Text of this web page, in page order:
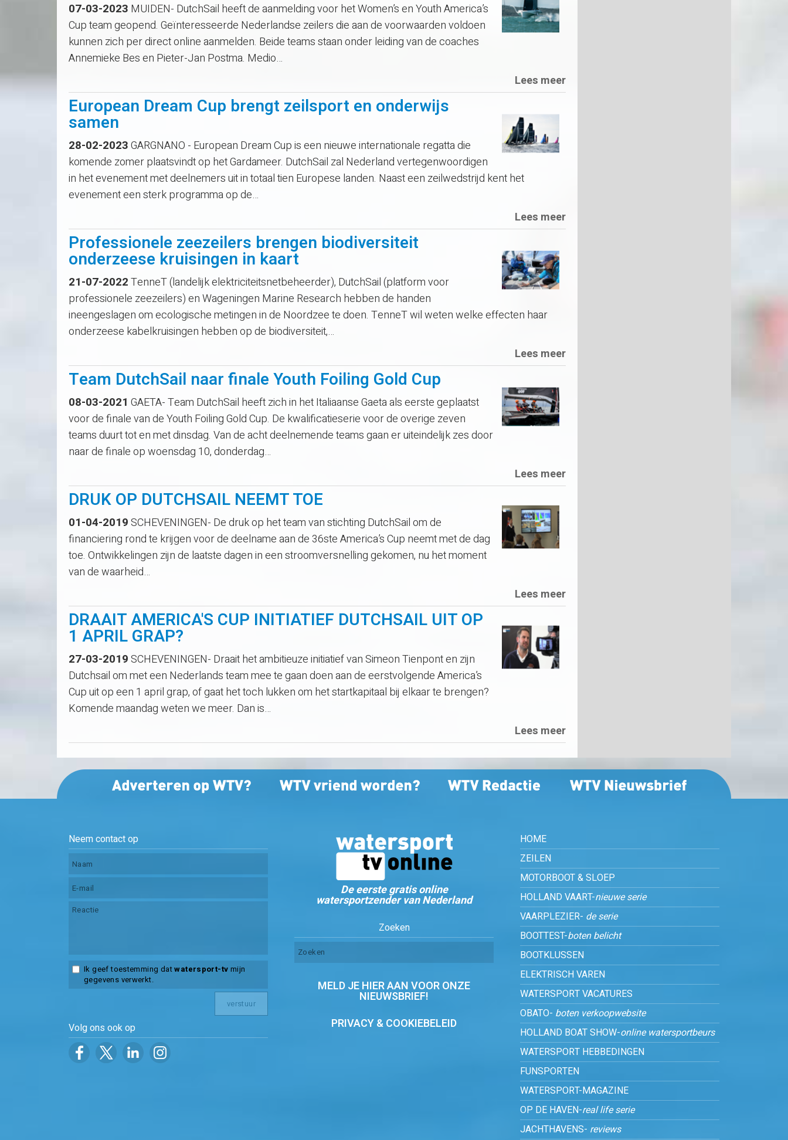
07-03-2023 MUIDEN- DutchSail heeft de aanmelding voor het Women’s en Youth America’s
Cup team geopend. Geïnteresseerde Nederlandse zeilers die aan de voorwaarden voldoen
kunnen zich per direct online aanmelden. Beide teams staan onder leiding van de coaches
Annemieke Bes en Pieter-Jan Postma. Medio…
Lees meer
European Dream Cup brengt zeilsport en onderwijs
samen
28-02-2023GARGNANO - European Dream Cup is een nieuwe internationale regatta die
komende zomer plaatsvindt op het Gardameer. DutchSail zal Nederland vertegenwoordigen
in het evenement met deelnemers uit in totaal tien Europese landen. Naast een zeilwedstrijd kent het
evenement een sterk programma op de…
Lees meer
Professionele zeezeilers brengen biodiversiteit
onderzeese kruisingen in kaart
21-07-2022TenneT (landelijk elektriciteitsnetbeheerder), DutchSail (platform voor
professionele zeezeilers) en Wageningen Marine Research hebben de handen
ineengeslagen om ecologische metingen in de Noordzee te doen. TenneT wil weten welke effecten haar
onderzeese kabelkruisingen hebben op de biodiversiteit,…
Lees meer
Team DutchSail naar finale Youth Foiling Gold Cup
08-03-2021 GAETA- Team DutchSail heeft zich in het Italiaanse Gaeta als eerste geplaatst
voor de finale van de Youth Foiling Gold Cup. De kwalificatieserie voor de overige zeven
teams duurt tot en met dinsdag. Van de acht deelnemende teams gaan er uiteindelijk zes door
naar de finale op woensdag 10, donderdag…
Lees meer
DRUK OP DUTCHSAIL NEEMT TOE
01-04-2019SCHEVENINGEN- De druk op het team van stichting DutchSail om de
financiering rond te krijgen voor de deelname aan de 36ste America’s Cup neemt met de dag
toe. Ontwikkelingen zijn de laatste dagen in een stroomversnelling gekomen, nu het moment
van de waarheid…
Lees meer
DRAAIT AMERICA'S CUP INITIATIEF DUTCHSAIL UIT OP
1 APRIL GRAP?
27-03-2019SCHEVENINGEN- Draait het ambitieuze initiatief van Simeon Tienpont en zijn
Dutchsail om met een Nederlands team mee te gaan doen aan de eerstvolgende America’s
Cup uit op een 1 april grap, of gaat het toch lukken om het startkapitaal bij elkaar te brengen?
Komende maandag weten we meer. Dan is…
Lees meer
Neem contact op
Ik geef toestemming datwatersport-tv mijn
gegevens verwerkt.
Volg ons ook op
De eerste gratis online
watersportzender van Nederland
Zoeken
MELD JE HIER AAN VOOR ONZE
NIEUWSBRIEF!
PRIVACY & COOKIEBELEID
HOME
ZEILEN
MOTORBOOT & SLOEP
HOLLAND VAART-nieuwe serie
VAARPLEZIER- de serie
BOOTTEST-boten belicht
BOOTKLUSSEN
ELEKTRISCH VAREN
WATERSPORT VACATURES
OBATO- boten verkoopwebsite
HOLLAND BOAT SHOW-online watersportbeurs
WATERSPORT HEBBEDINGEN
FUNSPORTEN
WATERSPORT-MAGAZINE
OP DE HAVEN-real life serie
JACHTHAVENS- reviews